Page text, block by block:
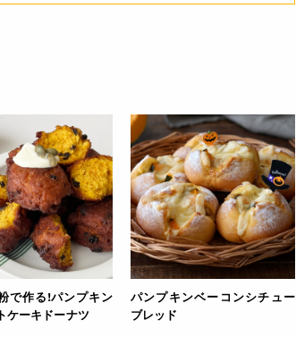
で作る!パンプキン
ケーキドーナツ
パンプキンベーコンシチュー
ブレッド